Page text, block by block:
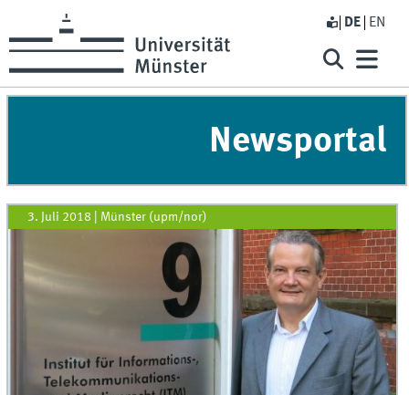
DE EN
Newsportal
3. Juli 2018 Münster (upm/nor)